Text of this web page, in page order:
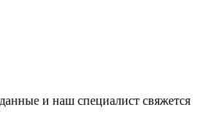
и наш специалист свяжется